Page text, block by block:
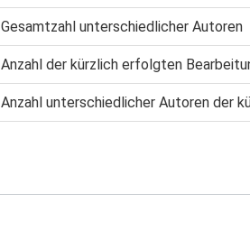
Gesamtzahl unterschiedlicher Autoren
Anzahl der kürzlich erfolgten
Anzahl unterschiedlicher Autoren der